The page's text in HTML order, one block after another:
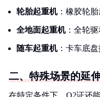
轮胎起重机：橡胶轮
全地面起重机：全轮
随车起重机：卡车底
二、特殊场景的延
在特定条件下，Q2证还